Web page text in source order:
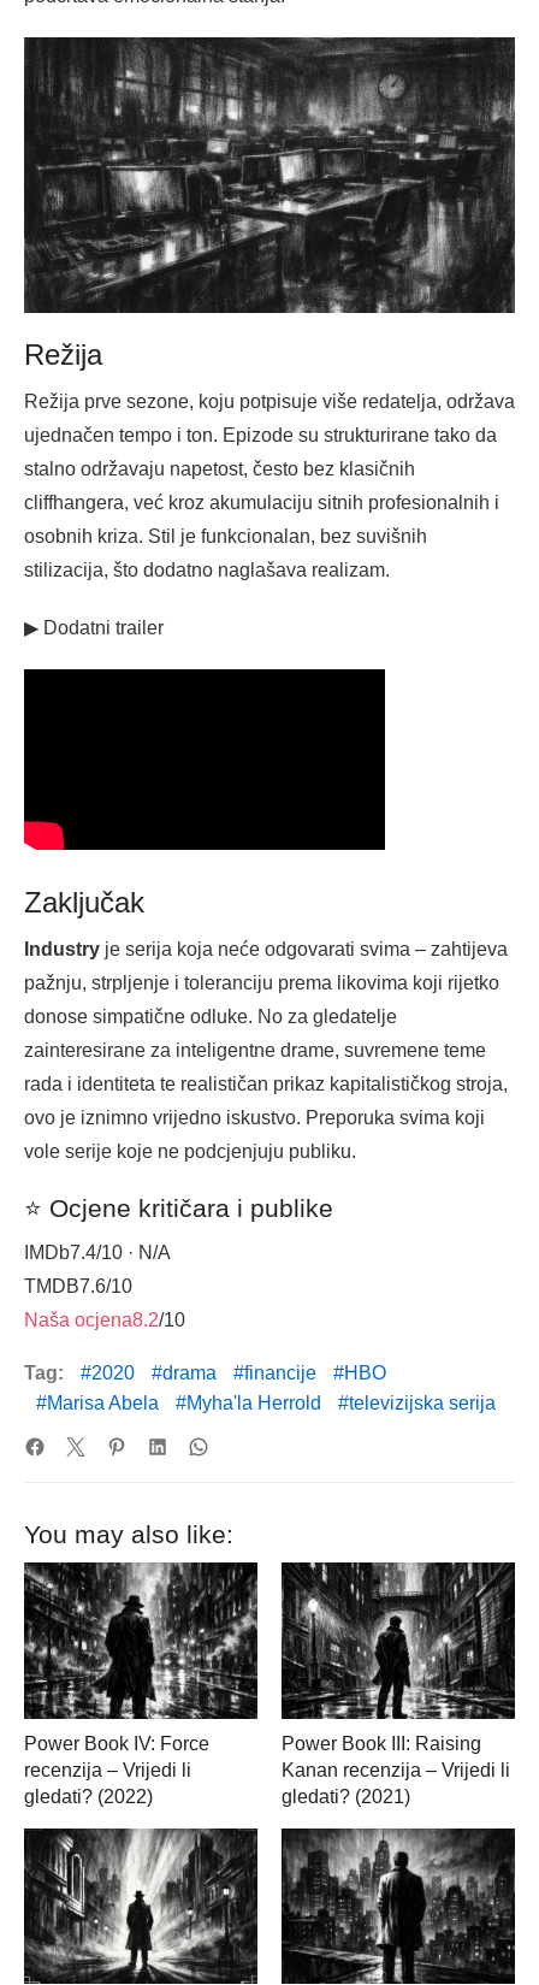
Režija
Režija prve sezone, koju potpisuje više redatelja, održava
ujednačen tempo i ton. Epizode su strukturirane tako da
stalno održavaju napetost, često bez klasičnih
cliffhangera, već kroz akumulaciju sitnih profesionalnih i
osobnih kriza. Stil je funkcionalan, bez suvišnih
stilizacija, što dodatno naglašava realizam.
▶ Dodatni trailer
Zaključak
Industry je serija koja neće odgovarati svima – zahtijeva
pažnju, strpljenje i toleranciju prema likovima koji rijetko
donose simpatične odluke. No za gledatelje
zainteresirane za inteligentne drame, suvremene teme
rada i identiteta te realističan prikaz kapitalističkog stroja,
ovo je iznimno vrijedno iskustvo. Preporuka svima koji
vole serije koje ne podcjenjuju publiku.
⭐ Ocjene kritičara i publike
IMDb7.4/10 · N/A
TMDB7.6/10
Naša ocjena8.2/10
Tag: 2020 drama financije
HBO
Marisa Abela
Myha'la Herrold televizijska serija
You may also like:
Power Book IV: Force
recenzija – Vrijedi li
gledati? (2022)
Power Book III: Raising
Kanan recenzija – Vrijedi li
gledati? (2021)